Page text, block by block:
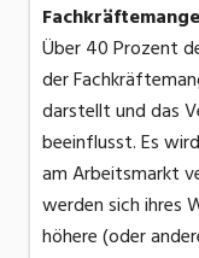
Über 40 Prozent
der
darstellt und das
beeinflusst. Es
am Arbeitsmarkt
werden sich ihres
höhere (oder